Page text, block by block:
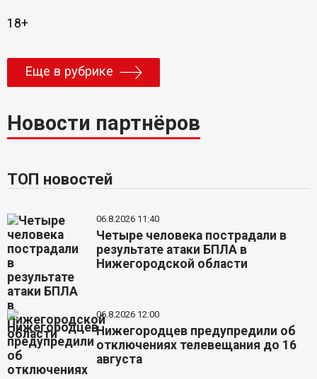
18+
Еще в рубрике
Новости партнёров
ТОП новостей
06.8.2026 11:40
Четыре человека пострадали в
результате атаки БПЛА в
Нижегородской области
06.8.2026 12:00
Нижегородцев предупредили об
отключениях телевещания до 16
августа